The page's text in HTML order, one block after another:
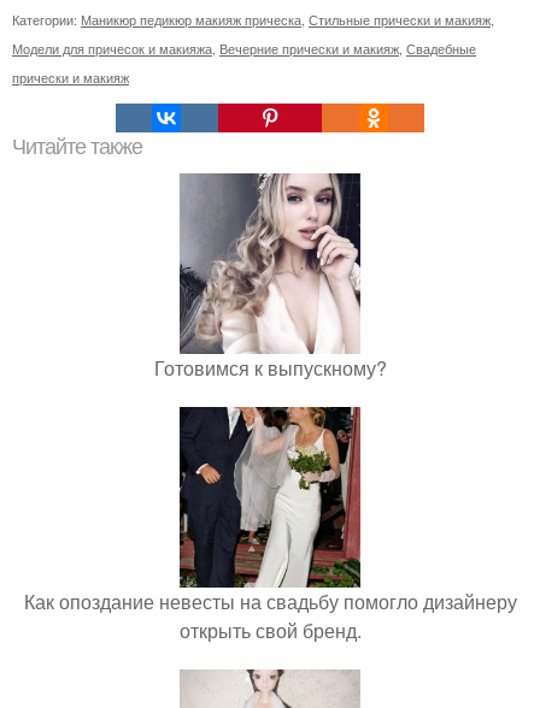
Категории: Маникюр педикюр макияж прическа Стильные прически и макияж
Модели для причесок и макияжа Вечерние прически и макияж Свадебные
прически и макияж
Читайте также
Готовимся к выпускному?
Как опоздание невесты на свадьбу помогло дизайнеру
открыть свой бренд.